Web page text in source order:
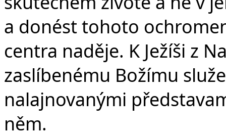
a donést tohoto
centra naděje. K Ježíši z
zaslíbenému Božímu
nalajnovanými
něm.